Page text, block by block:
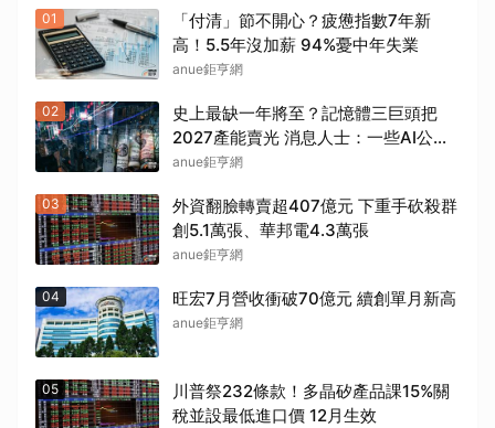
01
「付清」節不開心？疲憊指數7年新
高！5.5年沒加薪 94%憂中年失業
anue鉅亨網
02
史上最缺一年將至？記憶體三巨頭把
2027產能賣光 消息人士：一些AI公司
已在「跪求晶片」
anue鉅亨網
03
外資翻臉轉賣超407億元 下重手砍殺群
創5.1萬張、華邦電4.3萬張
anue鉅亨網
04 旺宏7月營收衝破70億元 續創單月新高
anue鉅亨網
05
川普祭232條款！多晶矽產品課15%關
稅並設最低進口價 12月生效
取消